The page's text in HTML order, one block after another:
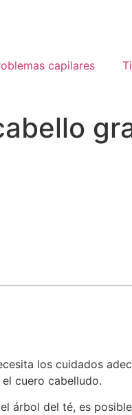
capilares
los cuidados
cuero cabelludo.
árbol del té, es